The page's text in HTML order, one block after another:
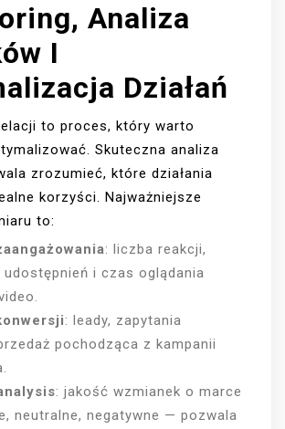
Analiza
I
Działań
to proces, który warto
Skuteczna analiza
zrozumieć, które działania
korzyści. Najważniejsze
to:
: liczba reakcji,
udostępnień i czas oglądania
: leady, zapytania
pochodząca z kampanii
: jakość wzmianek o marce
neutralne, negatywne — pozwala